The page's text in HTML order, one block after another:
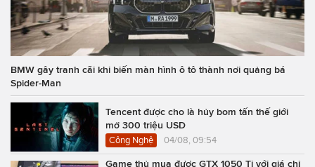
BMW gây tranh cãi khi biến màn hình ô tô thành nơi quảng bá
Spider-Man
Tencent được cho là hủy bom tấn thế giới
mở 300 triệu USD
Công Nghệ 04/08, 09:54
Game thủ mua được GTX 1050 Ti với giá chỉ